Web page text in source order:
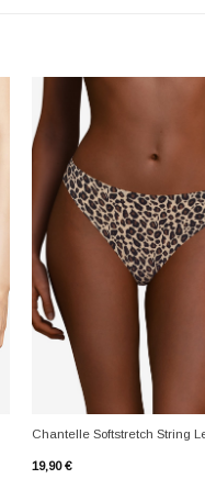
Chantelle Softstretch String
19,90€